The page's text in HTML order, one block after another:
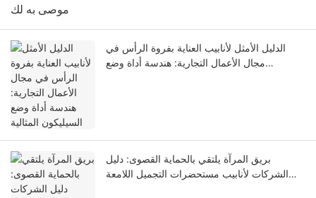
موصى به لك
الدليل الأمثل لأنابيب العناية بفروة الرأس في
مجال الأعمال التجارية: هندسة أداة وضع
بريق المرآة يلتقي بالحماية القصوى: دليل
الشركات لأنابيب مستحضرات التجميل اللامعة